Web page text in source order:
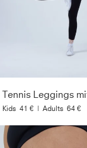
Kids 41 € | Adults 64 €